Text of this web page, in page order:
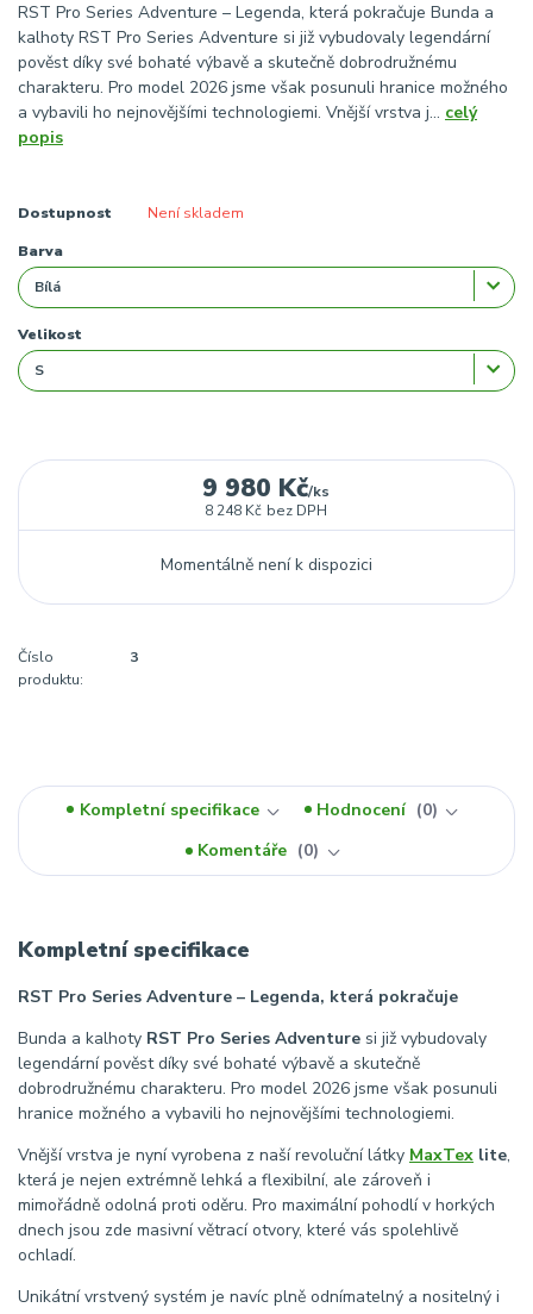
RST Pro Series Adventure – Legenda, která pokračuje Bunda a
kalhoty RST Pro Series Adventure si již vybudovaly legendární
pověst díky své bohaté výbavě a skutečně dobrodružnému
charakteru. Pro model 2026 jsme však posunuli hranice možného
a vybavili ho nejnovějšími technologiemi. Vnější vrstva j... celý
popis
Dostupnost Není skladem
Barva
Velikost
9 980 Kč/ks
8 248 Kč bez DPH
Momentálně není k dispozici
Číslo
produktu:
3
Kompletní specifikace Hodnocení
0
Komentáře
0
Kompletní specifikace
RST Pro Series Adventure – Legenda, která pokračuje
Bunda a kalhoty RST Pro Series Adventure si již vybudovaly
legendární pověst díky své bohaté výbavě a skutečně
dobrodružnému charakteru. Pro model 2026 jsme však posunuli
hranice možného a vybavili ho nejnovějšími technologiemi.
Vnější vrstva je nyní vyrobena z naší revoluční látky MaxTex lite,
která je nejen extrémně lehká a flexibilní, ale zároveň i
mimořádně odolná proti oděru. Pro maximální pohodlí v horkých
dnech jsou zde masivní větrací otvory, které vás spolehlivě
ochladí.
Unikátní vrstvený systém je navíc plně odnímatelný a nositelný i